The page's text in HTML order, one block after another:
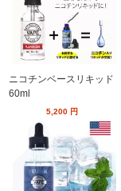
ニコチンベースリキッド
60ml
5,200 円